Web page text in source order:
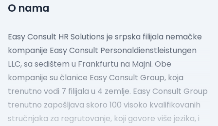
O nama
Easy Consult HR Solutions je srpska filijala nemačke
kompanije Easy Consult Personaldienstleistungen
LLC, sa sedištem u Frankfurtu na Majni. Obe
kompanije su članice Easy Consult Group, koja
trenutno vodi 7 filijala u 4 zemlje. Easy Consult Group
trenutno zapošljava skoro 100 visoko kvalifikovanih
stručnjaka za regrutovanje, koji govore više jezika, i